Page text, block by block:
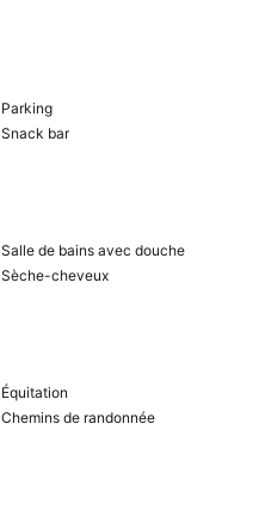
Parking
Snack bar
Salle de bains avec douche
Sèche-cheveux
Équitation
Chemins de randonnée